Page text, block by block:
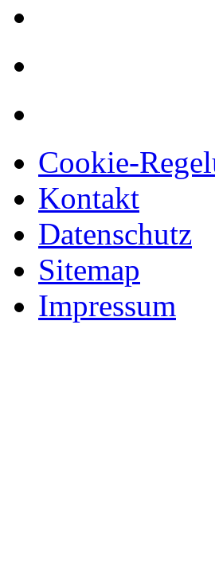
Cookie-
Kontakt
Datenschutz
Sitemap
Impressum